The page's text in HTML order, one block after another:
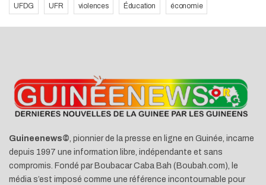
UFDG UFR violences Éducation économie
Guineenews©, pionnier de la presse en ligne en Guinée, incarne
depuis 1997 une information libre, indépendante et sans
compromis. Fondé par Boubacar Caba Bah (Boubah.com), le
média s’est imposé comme une référence incontournable pour